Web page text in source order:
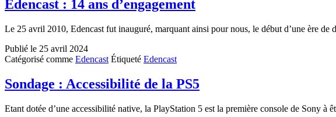
Edencast : 14 ans d’engagement
Le 25 avril 2010, Edencast fut inauguré, marquant ainsi pour nous, le début d’une ère de
Publié le 25 avril 2024
Catégorisé comme Edencast Étiqueté Edencast
Sondage : Accessibilité de la PS5
Etant dotée d’une accessibilité native, la PlayStation 5 est la première console de Sony